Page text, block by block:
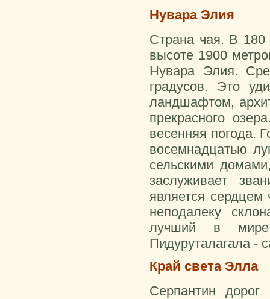
Нувара Элия
Страна чая. В
высоте 1900
Нувара Элия.
градусов. Это
ландшафтом,
прекрасного
весенняя погода.
восемнадцатью
сельскими
заслуживает
является
неподалеку
лучший в мире
Пидуруталагала -
Край света Элла
Серпантин